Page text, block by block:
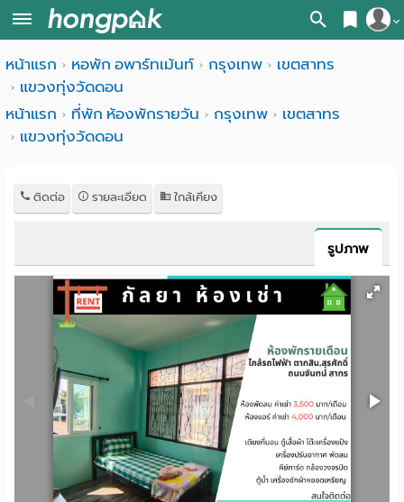
สมัครสมาชิก
หน้า
ค้นหา
ค้นจากสถานีรถไฟฟ้า
ค้นจากสถานศึกษา
ค้นจากแผนที่
ค้นแบบละเอียด
พาร์
หน้าแรก หอพัก อพาร์ทเม้นท์ กรุงเทพ
เขตสาทร
แขวงทุ่งวัดดอน
หน้าแรก
ที่พัก ห้องพักรายวัน กรุงเทพ
เขตสาทร
แขวงทุ่งวัดดอน
ติดต่อ รายละเอียด ใกล้เคียง
รูปภาพ